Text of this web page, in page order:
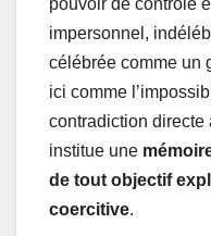
impersonnel,
célébrée comme un
ici comme
contradiction directe
institue une
de tout objectif
coercitive.